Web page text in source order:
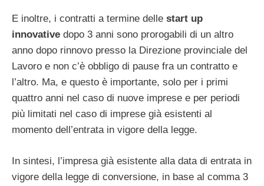
E inoltre, i contratti a termine delle start up
innovative dopo 3 anni sono prorogabili di un altro
anno dopo rinnovo presso la Direzione provinciale del
Lavoro e non c’è obbligo di pause fra un contratto e
l’altro. Ma, e questo è importante, solo per i primi
quattro anni nel caso di nuove imprese e per periodi
più limitati nel caso di imprese già esistenti al
momento dell’entrata in vigore della legge.
In sintesi, l’impresa già esistente alla data di entrata in
vigore della legge di conversione, in base al comma 3